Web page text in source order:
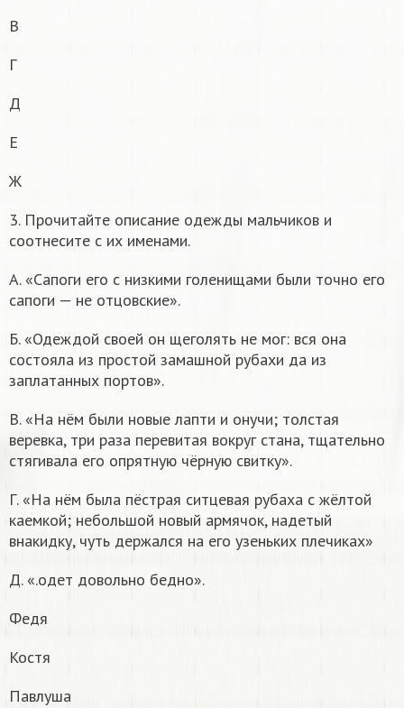
В
Г
Д
Е
Ж
3. Прочитайте описание одежды мальчиков и
соотнесите с их именами.
А. «Сапоги его с низкими голенищами были точно его
сапоги — не отцовские».
Б. «Одеждой своей он щеголять не мог: вся она
состояла из простой замашной рубахи да из
заплатанных портов».
В. «На нём были новые лапти и онучи; толстая
веревка, три раза перевитая вокруг стана, тщательно
стягивала его опрятную чёрную свитку».
Г. «На нём была пёстрая ситцевая рубаха с жёлтой
каемкой; небольшой новый армячок, надетый
внакидку, чуть держался на его узеньких плечиках»
Д. «.одет довольно бедно».
Федя
Костя
Павлуша